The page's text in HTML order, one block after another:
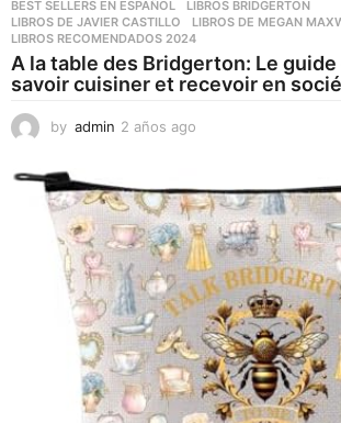
BEST SELLERS EN ESPAÑOL
,LIBROS BRIDGERTON
LIBROS DE JAVIER CASTILLO
,LIBROS DE MEGAN
LIBROS RECOMENDADOS 2024
A la table des Bridgerton: Le
savoir cuisiner et recevoir en
by admin 2 años ago
o
s
a
g
o